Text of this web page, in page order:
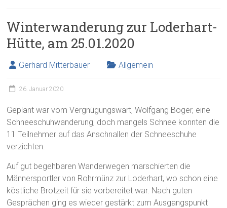
Winterwanderung zur Loderhart-
Hütte, am 25.01.2020
Gerhard Mitterbauer Allgemein
26. Januar 2020
Geplant war vom Vergnügungswart, Wolfgang Boger, eine
Schneeschuhwanderung, doch mangels Schnee konnten die
11 Teilnehmer auf das Anschnallen der Schneeschuhe
verzichten.
Auf gut begehbaren Wanderwegen marschierten die
Männersportler von Rohrmünz zur Loderhart, wo schon eine
köstliche Brotzeit für sie vorbereitet war. Nach guten
Gesprächen ging es wieder gestärkt zum Ausgangspunkt